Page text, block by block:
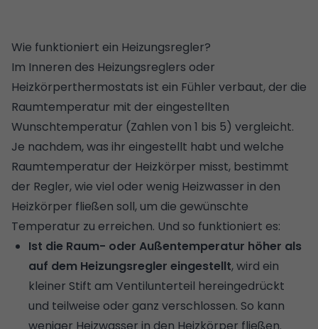
Wie funktioniert ein Heizungsregler?
Im Inneren des Heizungsreglers oder
Heizkörperthermostats ist ein Fühler verbaut, der die
Raumtemperatur mit der eingestellten
Wunschtemperatur (Zahlen von 1 bis 5) vergleicht.
Je nachdem, was ihr eingestellt habt und welche
Raumtemperatur der Heizkörper misst, bestimmt
der Regler, wie viel oder wenig Heizwasser in den
Heizkörper fließen soll, um die gewünschte
Temperatur zu erreichen. Und so funktioniert es:
Ist die Raum- oder Außentemperatur höher als
auf dem Heizungsregler eingestellt, wird ein
kleiner Stift am Ventilunterteil hereingedrückt
und teilweise oder ganz verschlossen. So kann
weniger Heizwasser in den Heizkörper fließen.